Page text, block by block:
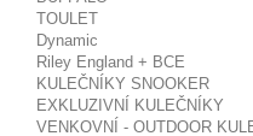
TOULET
Dynamic
Riley England + BCE
KULEČNÍKY SNOOKER
EXKLUZIVNÍ KULEČNÍKY
VENKOVNÍ - OUTDOOR